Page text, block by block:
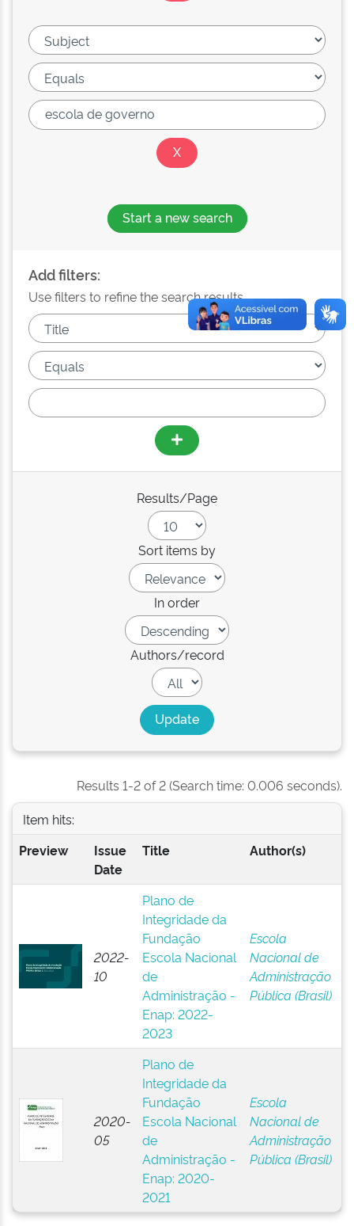
Start a new search
Add filters:
Use filters to refine the search results.
Results/Page
Sort items by
In order
Authors/record
Results 1-2 of 2 (Search time: 0.006 seconds).
Item hits:
Preview
Issue
Date
Title Author(s)
2022-
10
Plano de
Integridade da
Fundação
Escola Nacional
de
Administração -
Enap: 2022-
2023
Escola
Nacional de
Administração
Pública (Brasil)
2020-
05
Plano de
Integridade da
Fundação
Escola Nacional
de
Administração -
Enap: 2020-
2021
Escola
Nacional de
Administração
Pública (Brasil)